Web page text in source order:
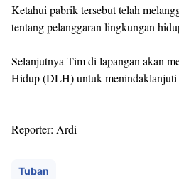
Ketahui pabrik tersebut telah
tentang pelanggaran lingkungan
Selanjutnya Tim di lapangan akan
Hidup (DLH) untuk menindaklanjuti
Reporter: Ardi
Tuban